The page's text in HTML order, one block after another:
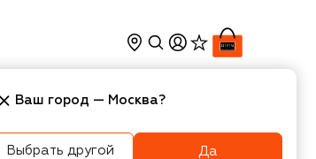
Косметика Интерьер
Ваш город — Москва?
Выбрать другой Да